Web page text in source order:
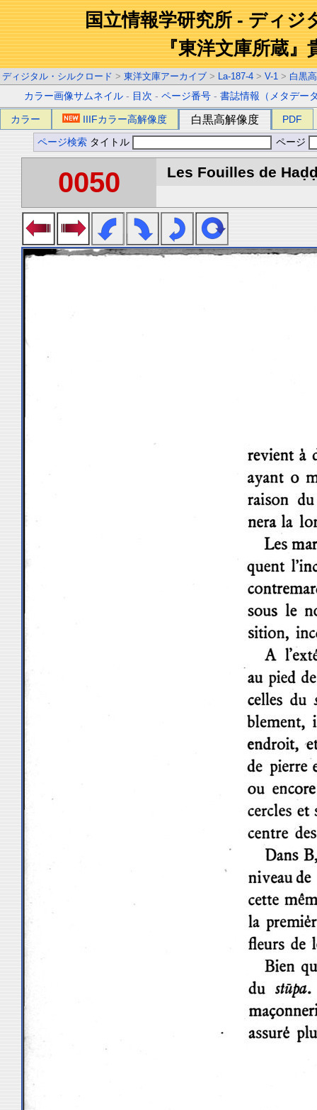
国立情報学研究所 - ディジ
『東洋文庫所蔵』
ディジタル・シルクロード > 東洋文庫アーカイブ > La-187-4 > V-1 > 白黒
カラー画像サムネイル - 目次 -ページ番号 -書誌情報（メタデー
カラー IIIFカラー高解像度 白黒高解像度 PDF
ページ検索 タイトル ページ
0050 Les Fouilles de